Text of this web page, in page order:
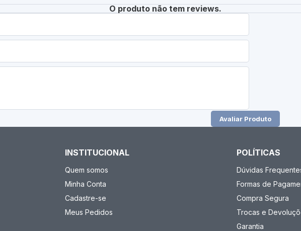
O produto não tem reviews.
Avaliar Produto
INSTITUCIONAL
Quem somos
Minha Conta
Cadastre-se
Meus Pedidos
POLÍTICAS
Dúvidas
Formas de
Compra Segura
Trocas e
Garantia